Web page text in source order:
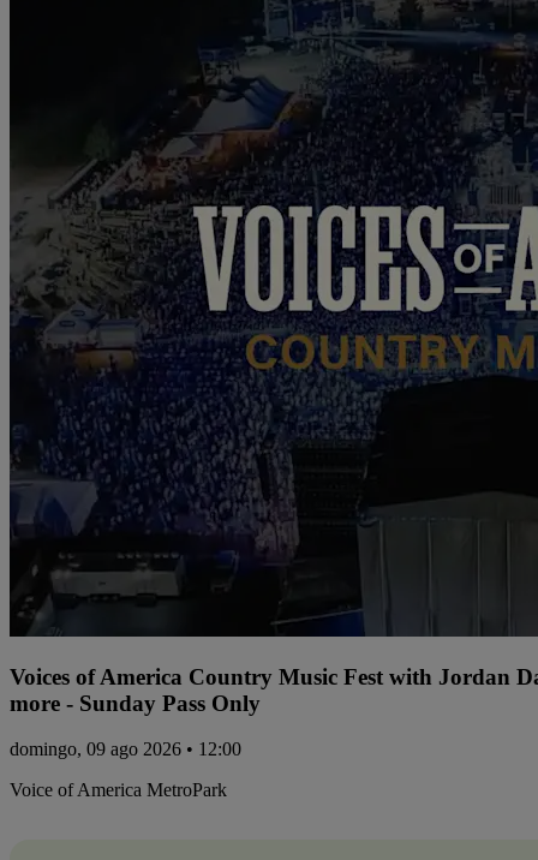
Voices of America Country Music Fest with Jordan
more - Sunday Pass Only
domingo, 09 ago 2026 • 12:00
Voice of America MetroPark